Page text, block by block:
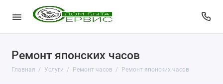
Ремонт японских часов
Главная Услуги Ремонт часов Ремонт японских часов